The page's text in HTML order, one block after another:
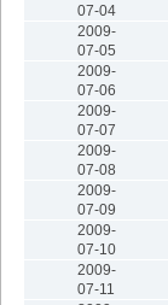
07-04
2009-
07-05
2009-
07-06
2009-
07-07
2009-
07-08
2009-
07-09
2009-
07-10
2009-
07-11